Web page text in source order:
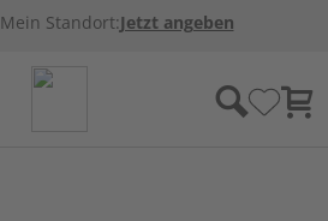
Mein Standort:Jetzt angeben